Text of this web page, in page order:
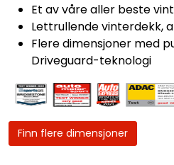
Et av våre aller beste
Lettrullende vinterdekk,
Flere dimensjoner med
Driveguard-teknologi
Finn flere dimensjoner